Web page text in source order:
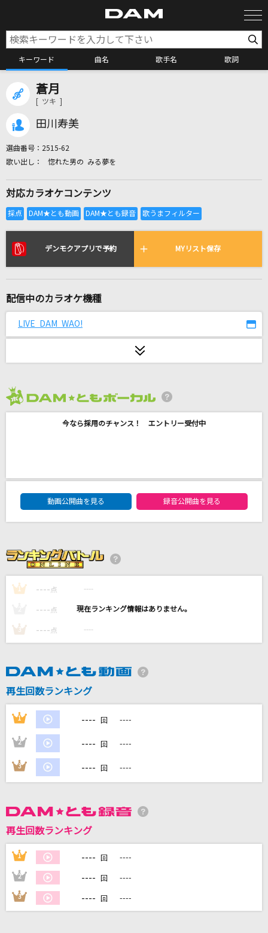
キーワード 曲名 歌手名 歌詞
全国りれき
リアルタイムで歌われている曲の一覧
ダーリン
[生音]僕のこと
BUMP OF CHICKEN
Sparkling Daydream
Rage Against The Machine
[生音]巡恋歌
会いたくて
黒夢
カラオケ最新情報をチェック！
蒼月
[ ツキ ]
田川寿美
選曲番号： 2515-62
惚れた男の みる夢を
対応カラオケコンテンツ
デンモクアプリで予約 MYリスト保存
配信中のカラオケ機種
LIVE DAM WAO!
今なら採用のチャンス！ エントリー受付中
DAM★ともボーカルエントリーランキング
動画公開曲を見る
録音公開曲を見る
1 ---- 点 ----
---- 点 ----
3 ---- 点 ----
再生回数ランキング
1 ---- 回 ----
2 ---- 回 ----
3 ---- 回 ----
再生回数ランキング
1 ---- 回 ----
2 ---- 回 ----
3 ---- 回 ----